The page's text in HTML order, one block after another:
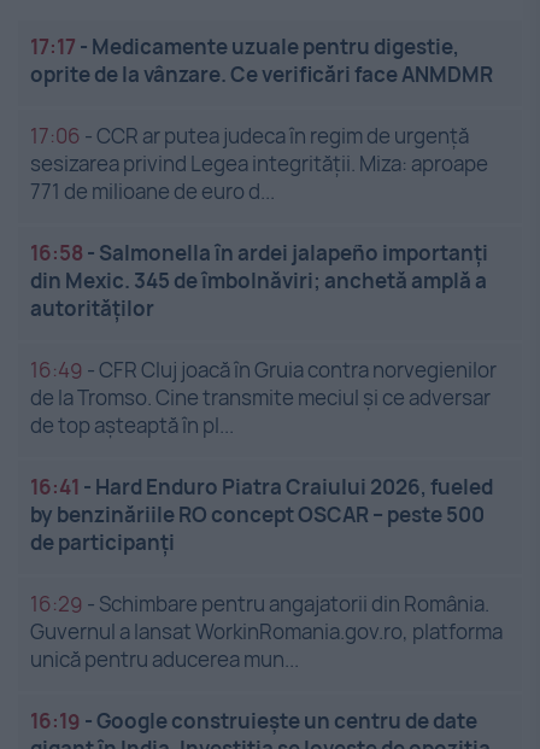
17:17 - Medicamente uzuale pentru digestie,
oprite de la vânzare. Ce verificări face ANMDMR
17:06 -CCR ar putea judeca în regim de urgență
sesizarea privind Legea integrității. Miza: aproape
771 de milioane de euro d...
16:58 - Salmonella în ardei jalapeño importanți
din Mexic. 345 de îmbolnăviri; anchetă amplă a
autorităților
16:49 -CFR Cluj joacă în Gruia contra norvegienilor
de la Tromso. Cine transmite meciul și ce adversar
de top așteaptă în pl...
16:41 - Hard Enduro Piatra Craiului 2026, fueled
by benzinăriile RO concept OSCAR – peste 500
de participanți
16:29 - Schimbare pentru angajatorii din România.
Guvernul a lansat WorkinRomania.gov.ro, platforma
unică pentru aducerea mun...
16:19 -Google construiește un centru de date